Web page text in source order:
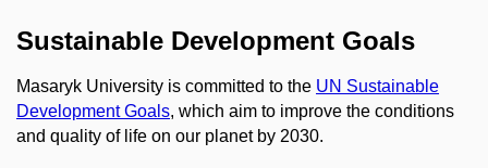
Sustainable Development Goals
Masaryk University is committed to the UN Sustainable
Development Goals, which aim to improve the conditions
and quality of life on our planet by 2030.